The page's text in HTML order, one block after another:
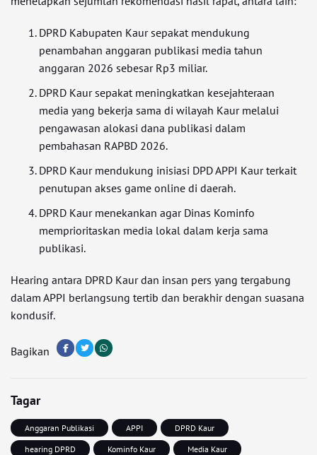
DPRD Kabupaten Kaur sepakat mendukung
penambahan anggaran publikasi media tahun
anggaran 2026 sebesar Rp3 miliar.
DPRD Kaur sepakat meningkatkan kesejahteraan
media yang bekerja sama di wilayah Kaur melalui
pengawasan alokasi dana publikasi dalam
pembahasan RAPBD 2026.
DPRD Kaur mendukung inisiasi DPD APPI Kaur terkait
penutupan akses game online di daerah.
DPRD Kaur menekankan agar Dinas Kominfo
memprioritaskan media lokal dalam kerja sama
publikasi.
Hearing antara DPRD Kaur dan insan pers yang tergabung
dalam APPI berlangsung tertib dan berakhir dengan suasana
kondusif.
Bagikan
Tagar
Anggaran Publikasi APPI
DPRD Kaur
hearing DPRD
Kominfo Kaur
Media Kaur